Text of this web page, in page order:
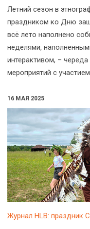
Летний сезон в
праздником ко Дню
всё лето наполнено
неделями,
интерактивом, –
мероприятий с
16 МАЯ 2025
Журнал HLB: праздник